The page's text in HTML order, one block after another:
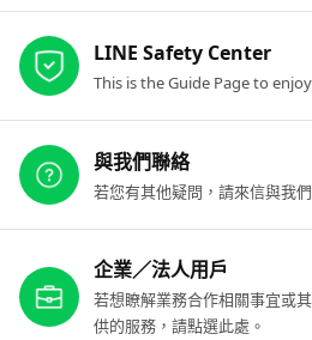
LINE Safety Center
This is the Guide Page to
與我們聯絡
若您有其他疑問，請來信與我
企業／法人用戶
若想瞭解業務合作相關事宜或
供的服務，請點選此處。